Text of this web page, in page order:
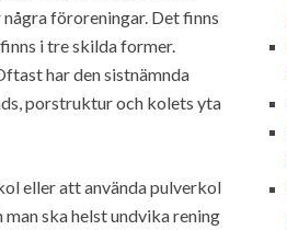
föroreningar. Det finns
i tre skilda former.
har den sistnämnda
porstruktur och kolets yta
eller att använda pulverkol
ska helst undvika rening